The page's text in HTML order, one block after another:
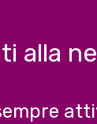
alla